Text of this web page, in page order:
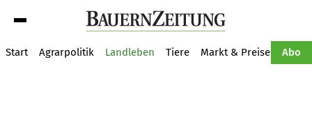
Start Agrarpolitik Landleben Tiere Markt & Preise Abo